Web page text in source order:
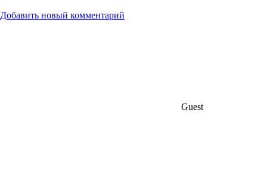
Добавить новый комментарий
Guest